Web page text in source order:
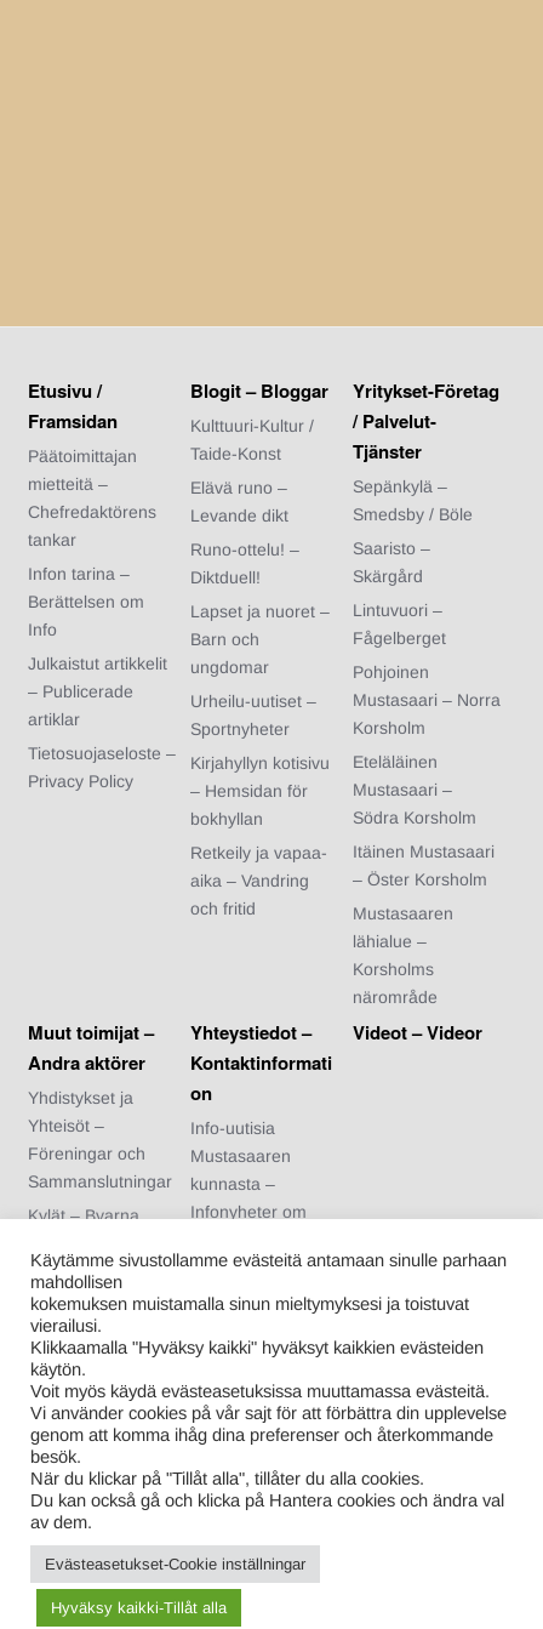
Etusivu /
Framsidan
Päätoimittajan
mietteitä –
Chefredaktörens
tankar
Infon tarina –
Berättelsen om
Info
Julkaistut artikkelit
– Publicerade
artiklar
Tietosuojaseloste –
Privacy Policy
Blogit – Bloggar
Kulttuuri-Kultur /
Taide-Konst
Elävä runo –
Levande dikt
Runo-ottelu! –
Diktduell!
Lapset ja nuoret –
Barn och
ungdomar
Urheilu-uutiset –
Sportnyheter
Kirjahyllyn kotisivu
– Hemsidan för
bokhyllan
Retkeily ja vapaa-
aika – Vandring
och fritid
Yritykset-Företag
/ Palvelut-
Tjänster
Sepänkylä –
Smedsby / Böle
Saaristo –
Skärgård
Lintuvuori –
Fågelberget
Pohjoinen
Mustasaari – Norra
Korsholm
Eteläläinen
Mustasaari –
Södra Korsholm
Itäinen Mustasaari
– Öster Korsholm
Mustasaaren
lähialue –
Korsholms
närområde
Muut toimijat –
Andra aktörer
Yhdistykset ja
Yhteisöt –
Föreningar och
Sammanslutningar
Kylät – Byarna
Urheiluseurat –
Idrottsföreningar
Nuoriso- ja
kotiseutuyhdistykse
t – Ungdoms- och
hembygdsförening
ar
Kuntalaiset –
Kommuninvånare
Yhteystiedot –
Kontaktinformati
on
Info-uutisia
Mustasaaren
kunnasta –
Infonyheter om
kommun
Arvonnan säännöt
tävlingen
Videot – Videor
Proudly powered by WordPress |Theme: Info-Mustasaari-
Korsholm.fi|By
Käytämme sivustollamme evästeitä antamaan sinulle parhaan
mahdollisen
kokemuksen muistamalla sinun mieltymyksesi ja toistuvat
vierailusi.
Klikkaamalla "Hyväksy kaikki" hyväksyt kaikkien evästeiden
käytön.
Voit myös käydä evästeasetuksissa muuttamassa evästeitä.
Vi använder cookies på vår sajt för att förbättra din upplevelse
genom att komma ihåg dina preferenser och återkommande
besök.
När du klickar på "Tillåt alla", tillåter du alla cookies.
Du kan också gå och klicka på Hantera cookies och ändra val
av dem.
Evästeasetukset-Cookie inställningar
Hyväksy kaikki-Tillåt alla